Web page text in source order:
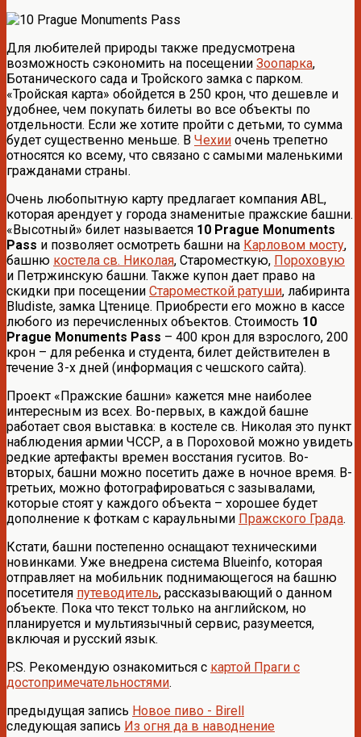
Для любителей природы также предусмотрена
возможность сэкономить на посещении Зоопарка,
Ботанического сада и Тройского замка с парком.
«Тройская карта» обойдется в 250 крон, что дешевле и
удобнее, чем покупать билеты во все объекты по
отдельности. Если же хотите пройти с детьми, то сумма
будет существенно меньше. В Чехии очень трепетно
относятся ко всему, что связано с самыми маленькими
гражданами страны.
Очень любопытную карту предлагает компания ABL,
которая арендует у города знаменитые пражские башни.
«Высотный» билет называется 10 Prague Monuments
Pass и позволяет осмотреть башни на Карловом мосту,
башню костела св. Николая, Староместкую, Пороховую
и Петржинскую башни. Также купон дает право на
скидки при посещении Староместкой ратуши, лабиринта
Bludiste, замка Цтенице. Приобрести его можно в кассе
любого из перечисленных объектов. Стоимость 10
Prague Monuments Pass – 400 крон для взрослого, 200
крон – для ребенка и студента, билет действителен в
течение 3-х дней (информация с чешского сайта).
Проект «Пражские башни» кажется мне наиболее
интересным из всех. Во-первых, в каждой башне
работает своя выставка: в костеле св. Николая это пункт
наблюдения армии ЧССР, а в Пороховой можно увидеть
редкие артефакты времен восстания гуситов. Во-
вторых, башни можно посетить даже в ночное время. В-
третьих, можно фотографироваться с зазывалами,
которые стоят у каждого объекта – хорошее будет
дополнение к фоткам с караульными Пражского Града.
Кстати, башни постепенно оснащают техническими
новинками. Уже внедрена система Blueinfo, которая
отправляет на мобильник поднимающегося на башню
посетителя путеводитель, рассказывающий о данном
объекте. Пока что текст только на английском, но
планируется и мультиязычный сервис, разумеется,
включая и русский язык.
P.S. Рекомендую ознакомиться с картой Праги с
достопримечательностями.
предыдущая запись Новое пиво - Birell
следующая запись Из огня да в наводнение